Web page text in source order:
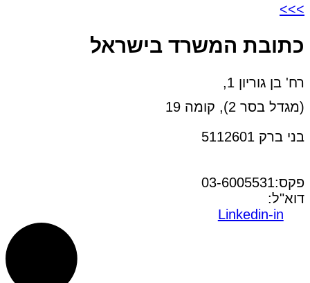
>>>
כתובת המשרד בישראל
רח' בן גוריון 1,
(מגדל בסר 2), קומה 19
בני ברק 5112601
פקס:03-6005531
דוא"ל:
Linkedin-in